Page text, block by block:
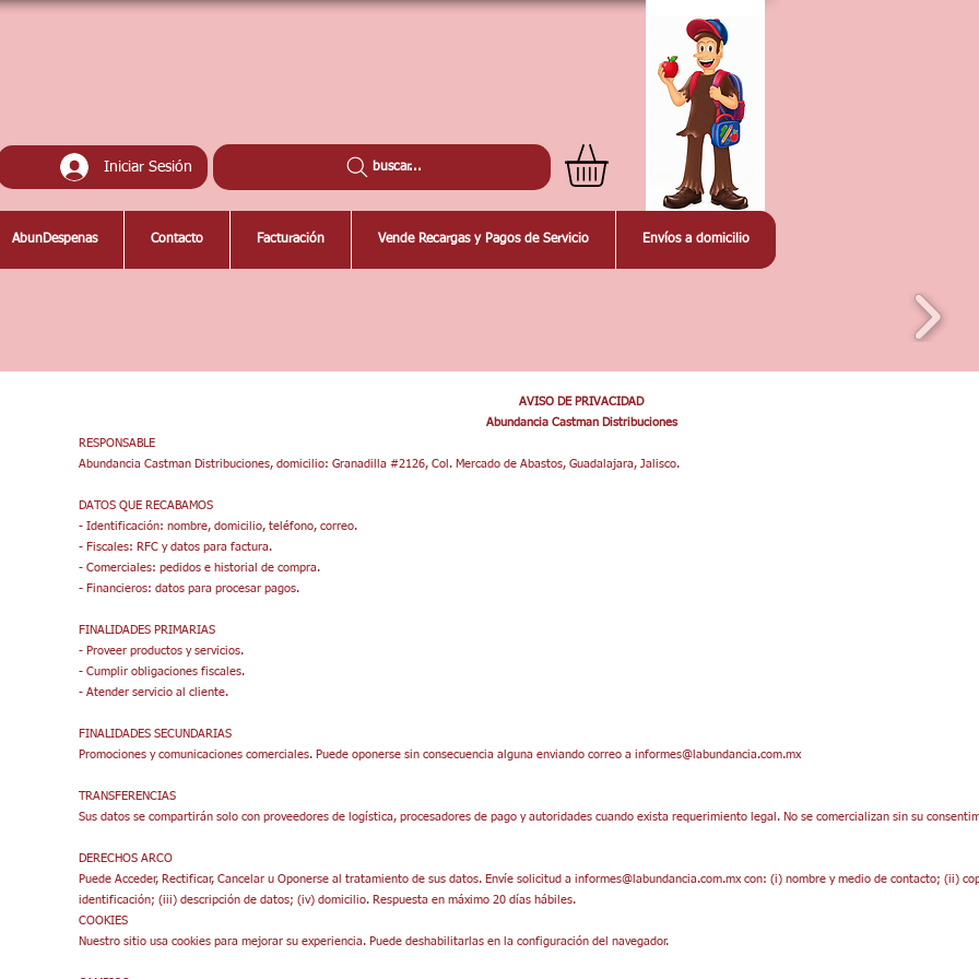
buscar...
Iniciar Sesión
AbunDespenas Contacto Facturación Vende Recargas y Pagos de Servicio Envíos a domicilio
AVISO DE PRIVACIDAD
Abundancia Castman Distribuciones
RESPONSABLE
Abundancia Castman Distribuciones, domicilio: Granadilla #2126, Col. Mercado de Abastos, Guadalajara, Jalisco.
DATOS QUE RECABAMOS
- Identificación: nombre, domicilio, teléfono, correo.
- Fiscales: RFC y datos para factura.
- Comerciales: pedidos e historial de compra.
- Financieros: datos para procesar pagos.
FINALIDADES PRIMARIAS
- Proveer productos y servicios.
- Cumplir obligaciones fiscales.
- Atender servicio al cliente.
FINALIDADES SECUNDARIAS
Promociones y comunicaciones comerciales. Puede oponerse sin consecuencia alguna enviando correo a informes@labundancia.com.mx
TRANSFERENCIAS
Sus datos se compartirán solo con proveedores de logística, procesadores de pago y autoridades cuando exista requerimiento legal. No se comercializan sin su
DERECHOS ARCO
Puede Acceder, Rectificar, Cancelar u Oponerse al tratamiento de sus datos. Envíe solicitud a informes@labundancia.com.mx con: (i) nombre y medio de contacto; (ii)
identificación; (iii) descripción de datos; (iv) domicilio. Respuesta en máximo 20 días hábiles.
COOKIES
Nuestro sitio usa cookies para mejorar su experiencia. Puede deshabilitarlas en la configuración del navegador.